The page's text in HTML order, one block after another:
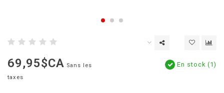
69,95$CA Sans les
taxes
En stock (1)